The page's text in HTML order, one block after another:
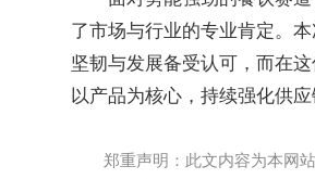
了市场与行业的专业肯定。
坚韧与发展备受认可，而在
以产品为核心，持续强化供
郑重声明：此文内容为本网